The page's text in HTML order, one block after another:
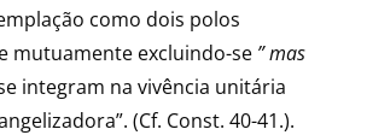
como dois polos
mutuamente excluindo-se ” mas
integram na vivência unitária
(Cf. Const. 40-41.).